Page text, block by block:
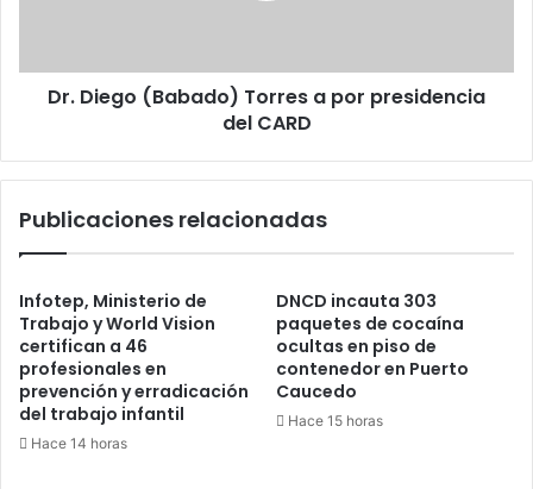
CARD
Dr. Diego (Babado) Torres a por presidencia
del CARD
Publicaciones relacionadas
Infotep, Ministerio de
Trabajo y World Vision
certifican a 46
profesionales en
prevención y erradicación
del trabajo infantil
Hace 14 horas
DNCD incauta 303
paquetes de cocaína
ocultas en piso de
contenedor en Puerto
Caucedo
Hace 15 horas